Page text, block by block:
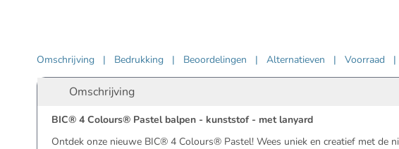
Omschrijving | Bedrukking | Beoordelingen | Alternatieven | Voorraad |
Omschrijving
BIC® 4 Colours® Pastel balpen - kunststof - met lanyard
Ontdek onze nieuwe BIC® 4 Colours® Pastel! Wees uniek en creatief met de